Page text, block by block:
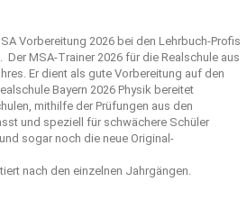
Vorbereitung 2026 bei den Lehrbuch-Profis
MSA-Trainer 2026 für die Realschule aus
Er dient als gute Vorbereitung auf den
Bayern 2026 Physik bereitet
mithilfe der Prüfungen aus den
und speziell für schwächere Schüler
sogar noch die neue Original-
nach den einzelnen Jahrgängen.